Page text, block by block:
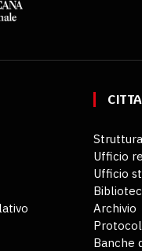
Ufficio
Ufficio
Archivio
Banche